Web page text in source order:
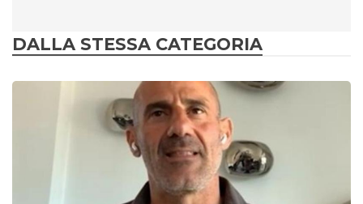
DALLA STESSA CATEGORIA